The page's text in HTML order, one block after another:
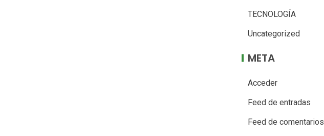
TECNOLOGÍA
Uncategorized
META
Acceder
Feed de entradas
Feed de comentarios